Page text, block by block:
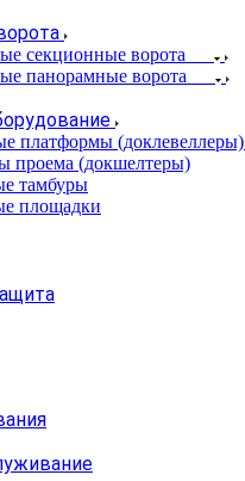
секционные ворота
панорамные ворота
платформы (доклевеллеры)
проема (докшелтеры)
тамбуры
площадки